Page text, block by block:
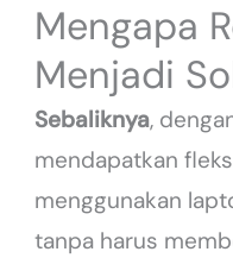
Mengapa
Menjadi
Sebaliknya,
mendapatkan
menggunakan
tanpa harus